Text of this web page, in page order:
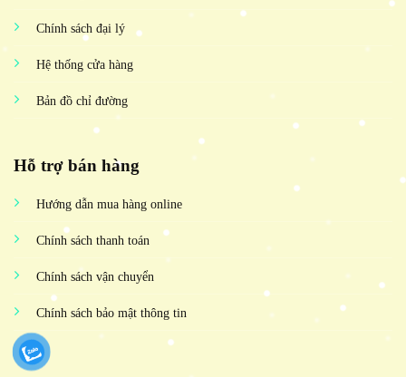
Chính sách đại lý
Hệ thống cửa hàng
Bản đồ chỉ đường
Hỗ trợ bán hàng
Hướng dẫn mua hàng online
Chính sách thanh toán
Chính sách vận chuyển
Chính sách bảo mật thông tin